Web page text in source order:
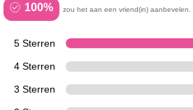
100% zou het aan een vriend(in) aanbevelen.
5 Sterren
4 Sterren
3 Sterren